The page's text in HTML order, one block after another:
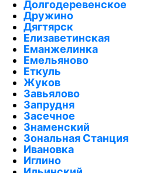
Долгодеревенское
Дружино
Дягтярск
Елизаветинская
Еманжелинка
Емельяново
Еткуль
Жуков
Завьялово
Запрудня
Засечное
Знаменский
Зональная Станция
Ивановка
Иглино